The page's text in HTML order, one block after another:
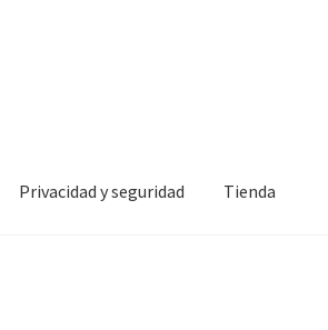
Privacidad y seguridad Tienda